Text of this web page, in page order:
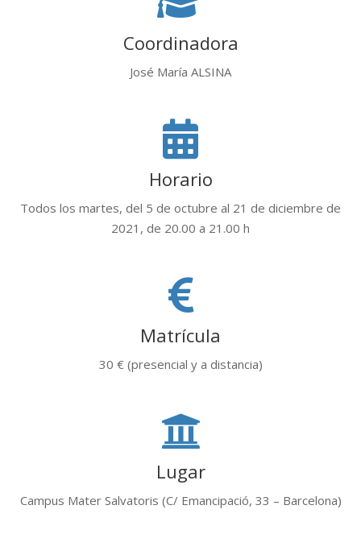
Coordinadora
José María ALSINA
Horario
Todos los martes, del 5 de octubre al 21 de diciembre de
2021, de 20.00 a 21.00 h
Matrícula
30 € (presencial y a distancia)
Lugar
Campus Mater Salvatoris (C/ Emancipació, 33 – Barcelona)